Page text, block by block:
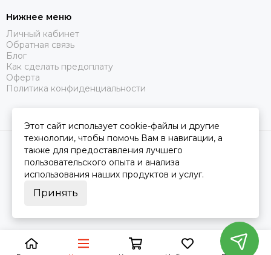
Нижнее меню
Личный кабинет
Обратная связь
Блог
Как сделать предоплату
Оферта
Политика конфиденциальности
2026 © Царство Сна.Карта сайта
Этот сайт использует cookie-файлы и другие
технологии, чтобы помочь Вам в навигации, а
также для предоставления лучшего
пользовательского опыта и анализа
использования наших продуктов и услуг.
Принять